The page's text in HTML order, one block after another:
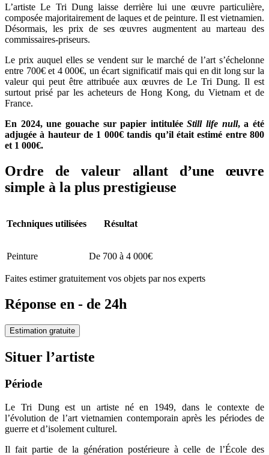
L’artiste Le Tri Dung laisse derrière lui une œuvre particulière,
composée majoritairement de laques et de peinture. Il est vietnamien.
Désormais, les prix de ses œuvres augmentent au marteau des
commissaires-priseurs.
Le prix auquel elles se vendent sur le marché de l’art s’échelonne
entre 700€ et 4 000€, un écart significatif mais qui en dit long sur la
valeur qui peut être attribuée aux œuvres de Le Tri Dung. Il est
surtout prisé par les acheteurs de Hong Kong, du Vietnam et de
France.
En 2024, une gouache sur papier intituléeStill life null, a été
adjugée à hauteur de 1 000€ tandis qu’il était estimé entre 800
et 1 000€.
Ordre de valeur allant d’une œuvre
simple à la plus prestigieuse
Techniques utilisées Résultat
Peinture De 700 à 4 000€
Faites estimer gratuitement vos objets par nos experts
Réponse en - de 24h
Estimation gratuite
Situer l’artiste
Période
Le Tri Dung est un artiste né en 1949, dans le contexte de
l’évolution de l’art vietnamien contemporain après les périodes de
guerre et d’isolement culturel.
Il fait partie de la génération postérieure à celle de l’École des